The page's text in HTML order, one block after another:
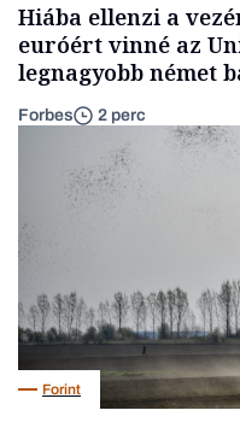
Hiába ellenzi a
euróért vinné az
legnagyobb német
Forbes 2 perc
Forint